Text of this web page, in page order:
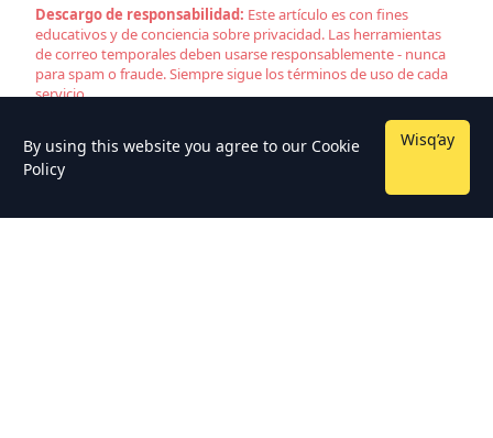
Descargo de responsabilidad: Este artículo es con fines
educativos y de conciencia sobre privacidad. Las herramientas
de correo temporales deben usarse responsablemente - nunca
para spam o fraude. Siempre sigue los términos de uso de cada
servicio.
By using this website you agree to our Cookie
Policy
Wisq’ay